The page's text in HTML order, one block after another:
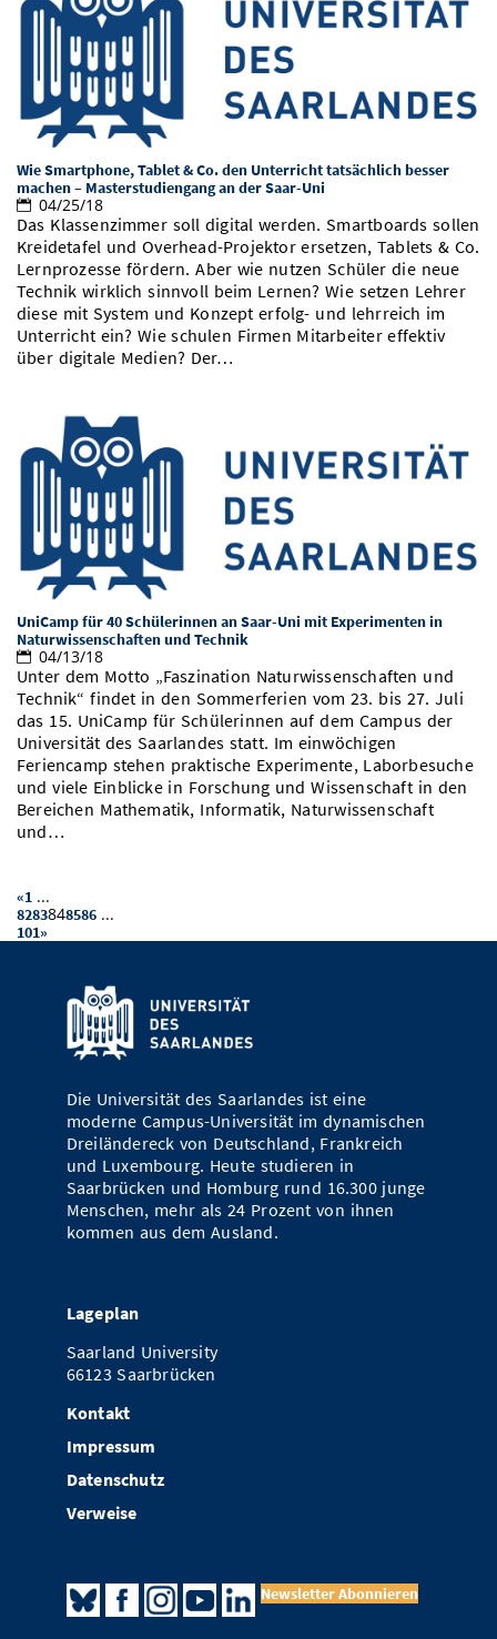
Wie Smartphone, Tablet & Co. den Unterricht tatsächlich besser
machen – Masterstudiengang an der Saar-Uni
04/25/18
Das Klassenzimmer soll digital werden. Smartboards sollen
Kreidetafel und Overhead-Projektor ersetzen, Tablets & Co.
Lernprozesse fördern. Aber wie nutzen Schüler die neue
Technik wirklich sinnvoll beim Lernen? Wie setzen Lehrer
diese mit System und Konzept erfolg- und lehrreich im
Unterricht ein? Wie schulen Firmen Mitarbeiter effektiv
über digitale Medien? Der…
UniCamp für 40 Schülerinnen an Saar-Uni mit Experimenten in
Naturwissenschaften und Technik
04/13/18
Unter dem Motto „Faszination Naturwissenschaften und
Technik“ findet in den Sommerferien vom 23. bis 27. Juli
das 15. UniCamp für Schülerinnen auf dem Campus der
Universität des Saarlandes statt. Im einwöchigen
Feriencamp stehen praktische Experimente, Laborbesuche
und viele Einblicke in Forschung und Wissenschaft in den
Bereichen Mathematik, Informatik, Naturwissenschaft
und…
«1 ...
8283848586 ...
101»
Die Universität des Saarlandes ist eine
moderne Campus-Universität im dynamischen
Dreiländereck von Deutschland, Frankreich
und Luxembourg. Heute studieren in
Saarbrücken und Homburg rund 16.300 junge
Menschen, mehr als 24 Prozent von ihnen
kommen aus dem Ausland.
Lageplan
Saarland University
66123 Saarbrücken
Kontakt
Impressum
Datenschutz
Verweise
Newsletter Abonnieren